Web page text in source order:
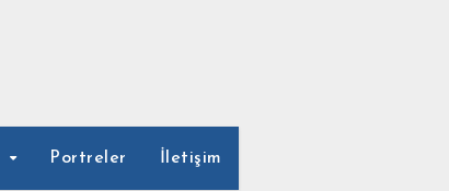
Portreler İletişim